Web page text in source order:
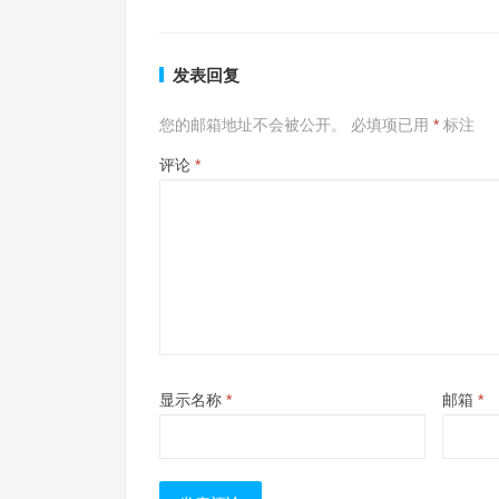
发表回复
您的邮箱地址不会被公开。 必填项已用 * 标注
评论 *
显示名称 * 邮箱 *